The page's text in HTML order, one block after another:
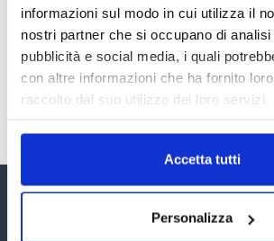
informazioni sul modo in cui utilizza il
nostri partner che si occupano di analisi
pubblicità e social media, i quali
con altre informazioni che ha fornito
raccolto dal suo utilizzo dei loro servizi.
Accetta tutti
Personalizza
30 Giugno 2026
TUTTI GLI ARTICOLI DEL MESE
Assinform Editore